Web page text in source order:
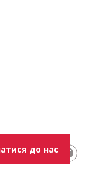
до нас